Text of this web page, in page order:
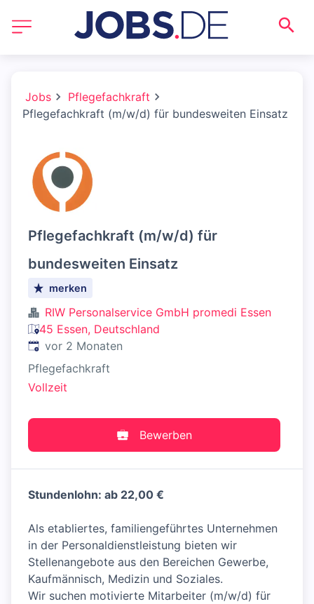
Jobs
Pflegefachkraft
Pflegefachkraft (m/w/d) für bundesweiten Einsatz
Pflegefachkraft (m/w/d) für
bundesweiten Einsatz
merken
RIW Personalservice GmbH promedi Essen
45 Essen, Deutschland
Veröffentlicht:
vor 2 Monaten
Pflegefachkraft
Vollzeit
Bewerben
Stundenlohn: ab 22,00 €
Als etabliertes, familiengeführtes Unternehmen
in der Personaldienstleistung bieten wir
Stellenangebote aus den Bereichen Gewerbe,
Kaufmännisch, Medizin und Soziales.
Wir suchen motivierte Mitarbeiter (m/w/d) für